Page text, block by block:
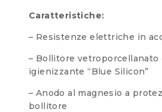
Caratteristiche:
– Resistenze elettriche in
– Bollitore
igienizzante “Blue Silicon”
– Anodo al magnesio a
bollitore